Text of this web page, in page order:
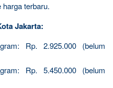
terbaru.
Jakarta:
Rp. 2.925.000 (belum
Rp. 5.450.000 (belum